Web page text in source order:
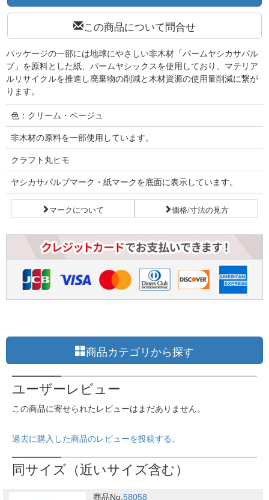
この商品について問合せ
パッケージの一部には地球にやさしい非木材「パームヤシカサパル
プ」を原料とした紙、パームヤシックスを使用しており、マテリア
ルリサイクルを推進し廃棄物の削減と木材資源の使用量削減に繋が
ります。
色：クリーム・ベージュ
非木材の原料を一部使用しています。
クラフト丸ヒモ
ヤシカサパルプマーク・紙マークを底面に表示しています。
マークについて 価格/寸法の見方
商品カテゴリから探す
ユーザーレビュー
この商品に寄せられたレビューはまだありません。
過去に購入した商品のレビューを投稿する。
同サイズ（近いサイズ含む）
商品No.58058